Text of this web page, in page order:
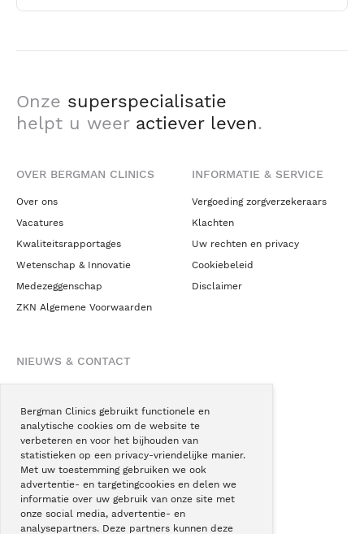
Bergman Clinics gebruikt functionele en
analytische cookies om de website te
verbeteren en voor het bijhouden van
statistieken op een privacy-vriendelijke manier.
Met uw toestemming gebruiken we ook
advertentie- en targetingcookies en delen we
informatie over uw gebruik van onze site met
onze social media, advertentie- en
analysepartners. Deze partners kunnen deze
Onze superspecialisatie
helpt u weer actiever leven.
OVER BERGMAN CLINICS
Over ons
Vacatures
Kwaliteitsrapportages
Wetenschap & Innovatie
Medezeggenschap
ZKN Algemene Voorwaarden
INFORMATIE & SERVICE
Vergoeding zorgverzekeraars
Klachten
Uw rechten en privacy
Cookiebeleid
Disclaimer
NIEUWS & CONTACT
Blogs
Podcast
Pressroom
Instagram
Facebook
LinkedIn